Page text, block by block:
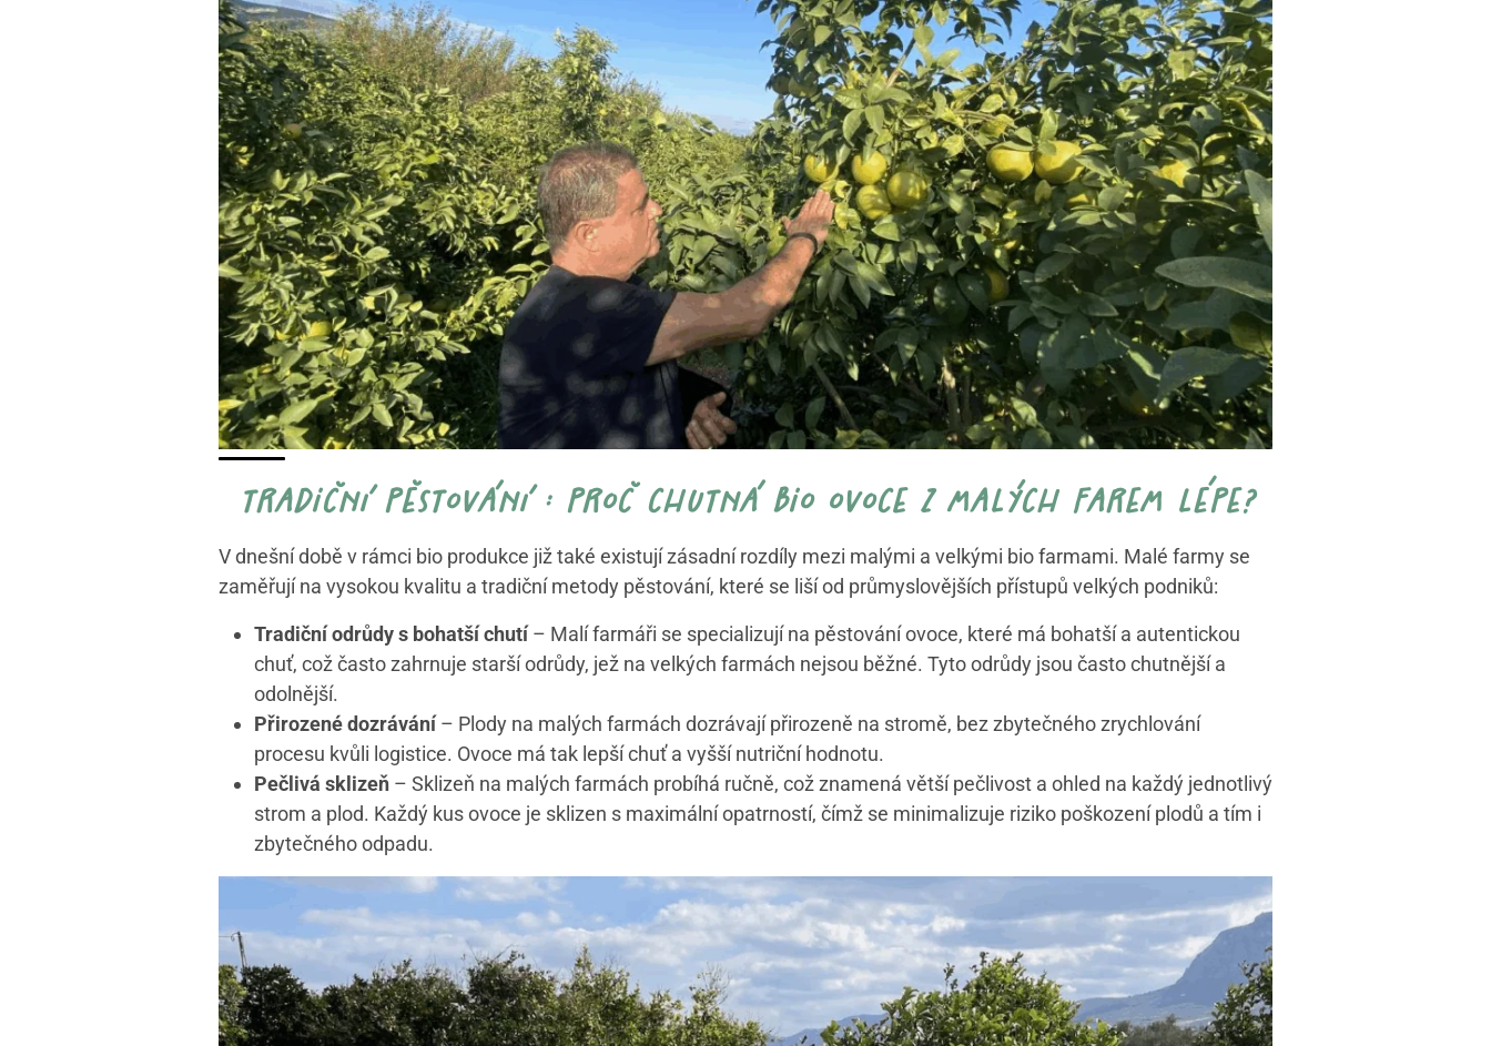
tradiční pěstování : proč chutná bio ovoce z malých farem lépe?
V dnešní době v rámci bio produkce již také existují zásadní rozdíly mezi malými a velkými bio farmami. Malé farmy se
zaměřují na vysokou kvalitu a tradiční metody pěstování, které se liší od průmyslovějších přístupů velkých podniků:
Tradiční odrůdy s bohatší chutí – Malí farmáři se specializují na pěstování ovoce, které má bohatší a autentickou
chuť, což často zahrnuje starší odrůdy, jež na velkých farmách nejsou běžné. Tyto odrůdy jsou často chutnější a
odolnější.
Přirozené dozrávání – Plody na malých farmách dozrávají přirozeně na stromě, bez zbytečného zrychlování
procesu kvůli logistice. Ovoce má tak lepší chuť a vyšší nutriční hodnotu.
Pečlivá sklizeň – Sklizeň na malých farmách probíhá ručně, což znamená větší pečlivost a ohled na každý jednotlivý
strom a plod. Každý kus ovoce je sklizen s maximální opatrností, čímž se minimalizuje riziko poškození plodů a tím i
zbytečného odpadu.